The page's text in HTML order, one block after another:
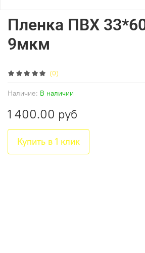
(0)
Наличие: В наличии
Пленка ПВХ
9мкм
1 400.00 руб
Купить в 1 клик